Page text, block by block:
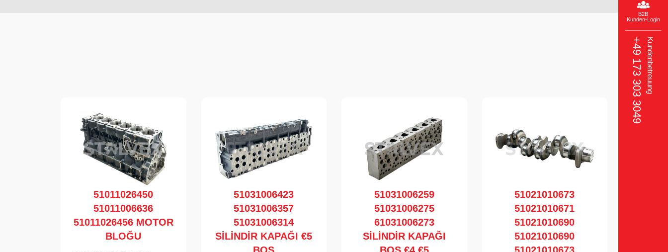
51011026450
51011006636
51011026456 MOTOR
BLOĞU
51031006423
51031006357
51031006314
SİLİNDİR KAPAĞI €5
51031006259
51031006275
61031006273
SİLİNDİR KAPAĞI
51021010673
51021010671
51021010690
51021010690
B2B
Kunden-Login
Kundenbetreuung
+49 173 303 3049‬